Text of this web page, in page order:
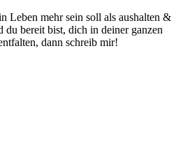
Leben mehr sein soll als aushalten &
du bereit bist, dich in deiner ganzen
dann schreib mir!